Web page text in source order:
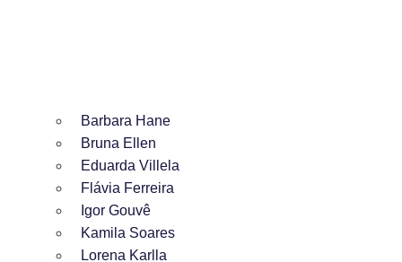
Barbara Hane
Bruna Ellen
Eduarda Villela
Flávia Ferreira
Igor Gouvê
Kamila Soares
Lorena Karlla